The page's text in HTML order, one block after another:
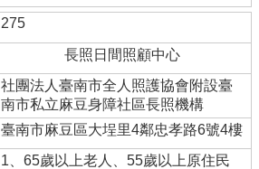
275
長照日間照顧中心
社團法人臺南市全人照護協會附設臺
南市私立麻豆身障社區長照機構
臺南市麻豆區大埕里4鄰忠孝路6號4樓
1、65歲以上老人、55歲以上原住民